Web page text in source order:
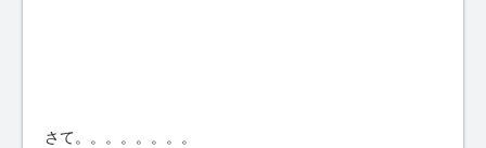
さて。。。。。。。。